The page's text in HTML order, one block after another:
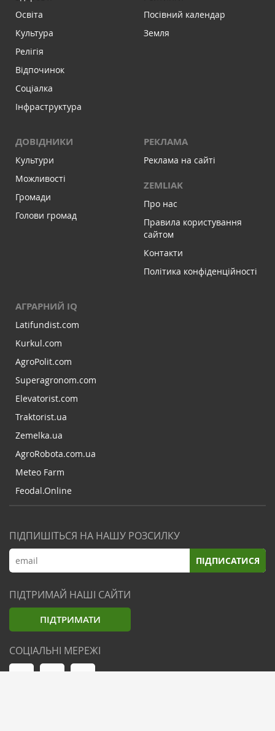
Освіта
Культура
Релігія
Відпочинок
Соціалка
Інфраструктура
Посівний календар
Земля
ДОВІДНИКИ
Культури
Можливості
Громади
Голови громад
РЕКЛАМА
Реклама на сайті
ZEMLIAK
Про нас
Правила користування
сайтом
Контакти
Політика конфіденційності
АГРАРНИЙ IQ
Latifundist.com
Kurkul.com
AgroPolit.com
Superagronom.com
Elevatorist.com
Traktorist.ua
Zemelka.ua
AgroRobota.com.ua
Meteo Farm
Feodal.Online
ПІДПИШІТЬСЯ НА НАШУ РОЗСИЛКУ
ПІДПИСАТИСЯ
ПІДТРИМАЙ НАШІ САЙТИ
ПІДТРИМАТИ
СОЦІАЛЬНІ МЕРЕЖІ